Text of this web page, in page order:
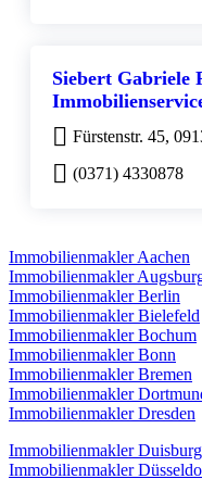
Siebert Gabriele
Fürstenstr. 45,
(0371) 4330878
Immobilienmakler Aachen
Immobilienmakler
Immobilienmakler Berlin
Immobilienmakler Bielefeld
Immobilienmakler Bochum
Immobilienmakler Bonn
Immobilienmakler Bremen
Immobilienmakler
Immobilienmakler Dresden
Immobilienmakler Duisburg
Immobilienmakler